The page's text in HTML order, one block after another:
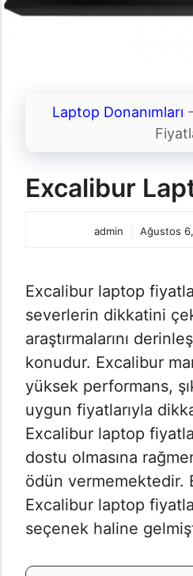
Laptop Donanımları -
Excalibur
admin Ağustos
Excalibur laptop
severlerin dikkatini
araştırmalarını
konudur. Excalibur
yüksek performans,
uygun fiyatlarıyla
Excalibur laptop
dostu olmasına
ödün vermemektedir.
Excalibur laptop
seçenek haline